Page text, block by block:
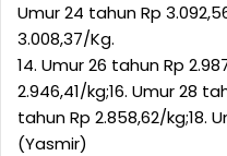
Umur 24 tahun Rp
3.008,37/Kg.
14. Umur 26 tahun Rp
2.946,41/kg;16. Umur 28
tahun Rp 2.858,62/kg;18.
(Yasmir)